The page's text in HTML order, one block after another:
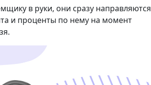
в руки, они сразу направляются
и проценты по нему на момент